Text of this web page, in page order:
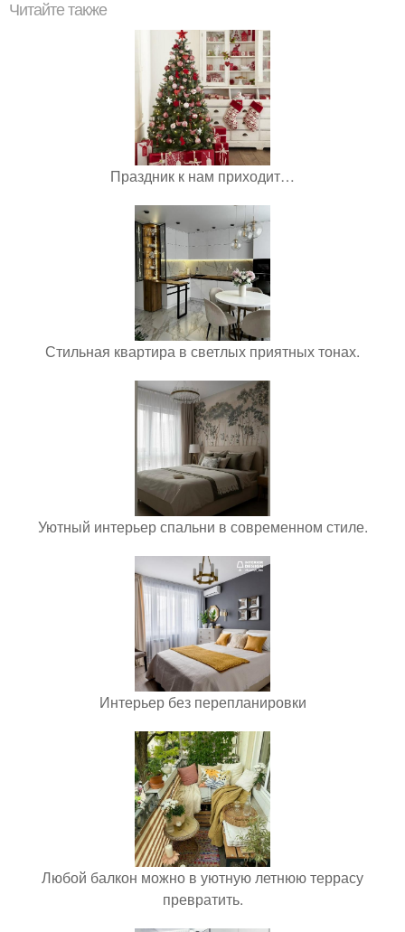
Читайте также
Праздник к нам приходит…
Стильная квартира в светлых приятных тонах.
Уютный интерьер спальни в современном стиле.
Интерьер без перепланировки
Любой балкон можно в уютную летнюю террасу
превратить.